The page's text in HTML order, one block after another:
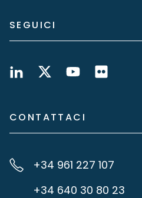
SEGUICI
CONTATTACI
+34 961 227 107
+34 640 30 80 23